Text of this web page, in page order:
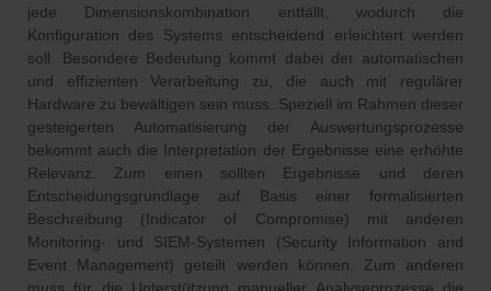
jede Dimensionskombination entfällt, wodurch die
Konfiguration des Systems entscheidend erleichtert werden
soll. Besondere Bedeutung kommt dabei der automatischen
und effizienten Verarbeitung zu, die auch mit regulärer
Hardware zu bewältigen sein muss. Speziell im Rahmen dieser
gesteigerten Automatisierung der Auswertungsprozesse
bekommt auch die Interpretation der Ergebnisse eine erhöhte
Relevanz. Zum einen sollten Ergebnisse und deren
Entscheidungsgrundlage auf Basis einer formalisierten
Beschreibung (Indicator of Compromise) mit anderen
Monitoring- und SIEM-Systemen (Security Information and
Event Management) geteilt werden können. Zum anderen